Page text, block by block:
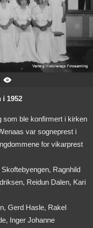

i 1952
som ble konfirmert i kirken
var sogneprest i
for vikarprest
Ragnhild
Reidun Dalen, Kari
Gerd Hasle, Rakel
Inger Johanne